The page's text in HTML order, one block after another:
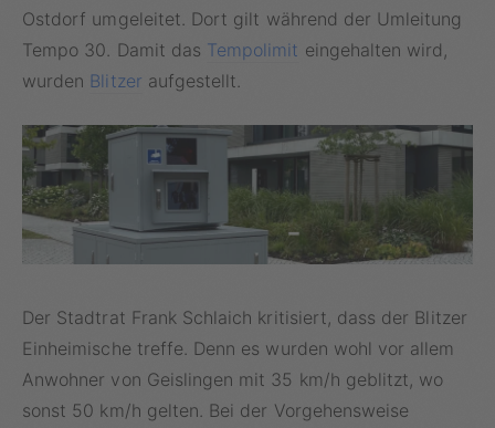
Ostdorf umgeleitet. Dort gilt während der Umleitung
Tempo 30. Damit das Tempolimit eingehalten wird,
wurden Blitzer aufgestellt.
Der Stadtrat Frank Schlaich kritisiert, dass der Blitzer
Einheimische treffe. Denn es wurden wohl vor allem
Anwohner von Geislingen mit 35 km/h geblitzt, wo
sonst 50 km/h gelten. Bei der Vorgehensweise